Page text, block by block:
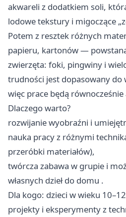
akwareli z dodatkiem soli,
lodowe tekstury i migoczące
Potem z resztek różnych
papieru, kartonów —
zwierzęta: foki, pingwiny i
trudności jest dopasowany do
więc prace będą
Dlaczego warto?
rozwijanie wyobraźni i
nauka pracy z różnymi
przeróbki materiałów),
twórcza zabawa w grupie i
własnych dzieł do domu .
Dla kogo: dzieci w wieku
projekty i eksperymenty z